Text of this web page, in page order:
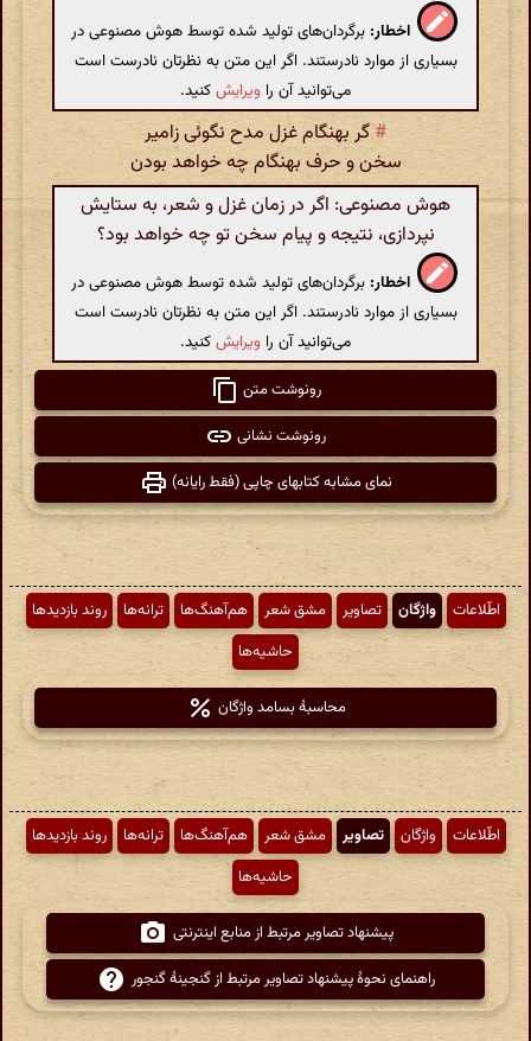
اخطار: برگردان‌های تولید شده توسط هوش مصنوعی در
بسیاری از موارد نادرستند. اگر این متن به نظرتان نادرست است
می‌توانید آن را ویرایشکنید.
#گر بهنگام غزل مدح نگوئی زامیر
سخن و حرف بهنگام چه خواهد بودن
هوش مصنوعی: اگر در زمان غزل و شعر، به ستایش
نپردازی، نتیجه و پیام سخن تو چه خواهد بود؟
اخطار: برگردان‌های تولید شده توسط هوش مصنوعی در
بسیاری از موارد نادرستند. اگر این متن به نظرتان نادرست است
می‌توانید آن را ویرایشکنید.
رونوشت متن
رونوشت نشانی
نمای مشابه کتابهای چاپی (فقط رایانه)
اطّلاعات واژگان تصاویر مشق شعر هم‌آهنگ‌ها ترانه‌ها
روند بازدیدها
حاشیه‌ها
محاسبهٔ بسامد واژگان
اطّلاعات واژگان تصاویر مشق شعر هم‌آهنگ‌ها ترانه‌ها
روند بازدیدها
حاشیه‌ها
پیشنهاد تصاویر مرتبط از منابع اینترنتی
راهنمای نحوهٔ پیشنهاد تصاویر مرتبط از گنجینهٔ گنجور